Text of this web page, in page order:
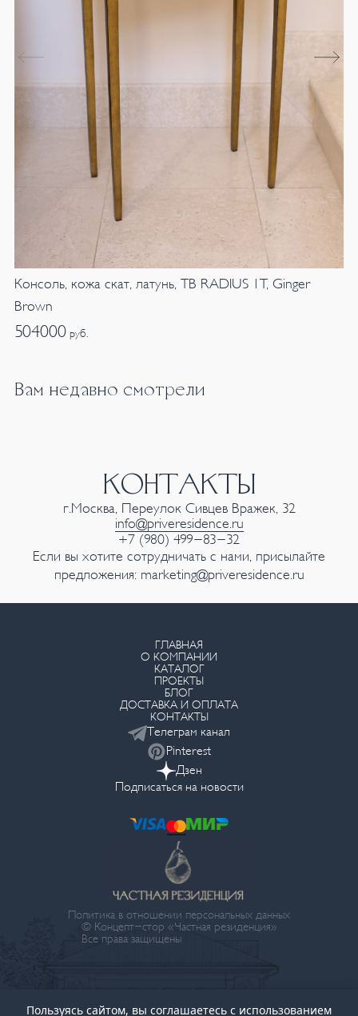
Консоль, кожа скат, латунь, TB RADIUS 1T, Ginger
Brown
504000 руб.
Вам недавно смотрели
КОНТАКТЫ
г.Москва, Переулок Сивцев Вражек, 32
info@priveresidence.ru
+7 (980) 499-83-32
Если вы хотите сотрудничать с нами, присылайте
предложения: marketing@priveresidence.ru
Пользуясь сайтом, вы соглашаетесь с использованием
ГЛАВНАЯ
О КОМПАНИИ
КАТАЛОГ
ПРОЕКТЫ
БЛОГ
ДОСТАВКА И ОПЛАТА
КОНТАКТЫ
Телеграм канал
Pinterest
Дзен
Подписаться на новости
Политика в отношении персональных данных
© Концепт-стор «Частная резиденция»
Все права защищены